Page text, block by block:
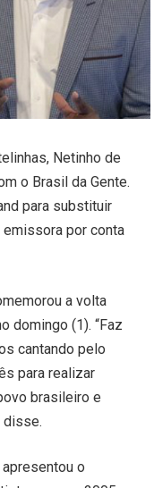
Netinho de
o Brasil da Gente.
para substituir
por conta
a volta
domingo (1). “Faz
cantando pelo
para realizar
brasileiro e
disse.
o